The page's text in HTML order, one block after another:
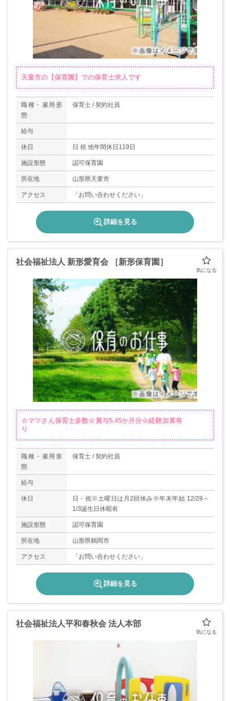
天童市の【保育園】での保育士求人です
職種・雇用形
態
保育士 / 契約社員
給与
休日 日 祝 他年間休日119日
施設形態 認可保育園
所在地 山形県天童市
アクセス 「お問い合わせください」
詳細を見る
社会福祉法人 新形愛育会 ［新形保育園］
☆ママさん保育士多数☆賞与5.45か月分☆経験加算有
り
職種・雇用形
態
保育士 / 契約社員
給与
休日
日・祝※土曜日は月2回休み※年末年始 12/29～
1/3誕生日休暇有
施設形態 認可保育園
所在地 山形県鶴岡市
アクセス 「お問い合わせください」
詳細を見る
社会福祉法人平和春秋会 法人本部